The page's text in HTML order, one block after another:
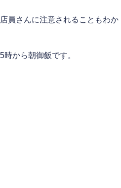
員さんに注意されることもわか
から朝御飯です。